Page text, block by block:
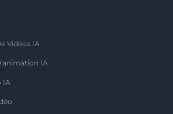
Vidéos IA
IA
IA